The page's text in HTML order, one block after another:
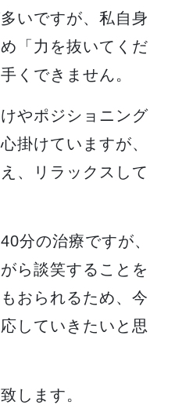
いですが、私自身
「力を抜いてくだ
くできません。
やポジショニング
掛けていますが、
、リラックスして
分の治療ですが、
ら談笑することを
おられるため、今
していきたいと思
します。